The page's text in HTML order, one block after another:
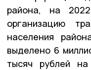
района, на
организацию
населения
выделено 6
тысяч рублей